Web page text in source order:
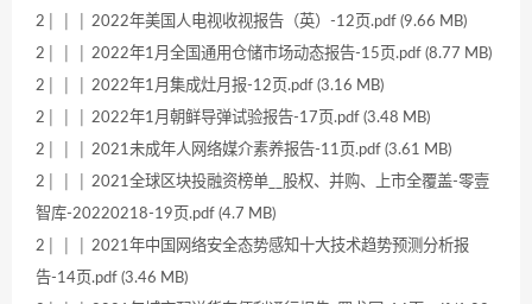
2│ │ │ 2022年美国人电视收视报告（英）-12页.pdf (9.66 MB)
2│ │ │ 2022年1月全国通用仓储市场动态报告-15页.pdf (8.77 MB)
2│ │ │ 2022年1月集成灶月报-12页.pdf (3.16 MB)
2│ │ │ 2022年1月朝鲜导弹试验报告-17页.pdf (3.48 MB)
2│ │ │ 2021未成年人网络媒介素养报告-11页.pdf (3.61 MB)
2│ │ │ 2021全球区块投融资榜单__股权、并购、上市全覆盖-零壹
智库-20220218-19页.pdf (4.7 MB)
2│ │ │ 2021年中国网络安全态势感知十大技术趋势预测分析报
告-14页.pdf (3.46 MB)